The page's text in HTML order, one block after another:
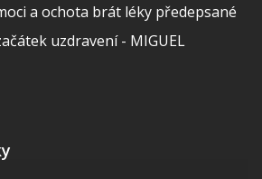
a ochota brát léky předepsané
uzdravení - MIGUEL